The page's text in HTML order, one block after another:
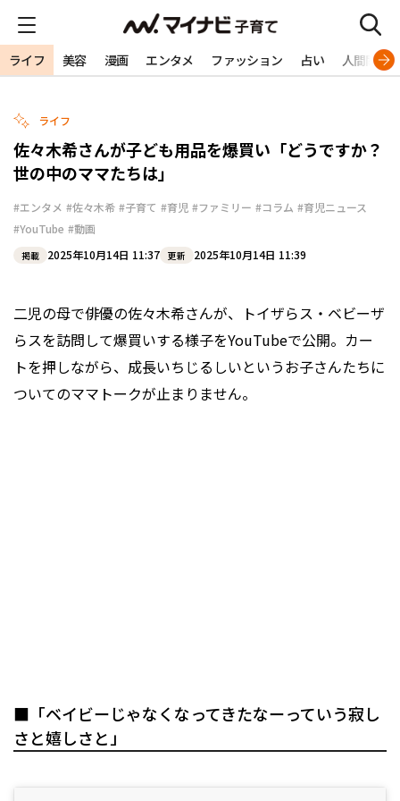
ライフ 美容 漫画 エンタメ ファッション 占い 人間関係
ライフ
佐々木希さんが子ども用品を爆買い「どうですか？
世の中のママたちは」
#エンタメ #佐々木希 #子育て #育児 #ファミリー #コラム #育児ニュース
#YouTube #動画
掲載 2025年10月14日 11:37 更新 2025年10月14日 11:39
二児の母で俳優の佐々木希さんが、トイザらス・ベビーザ
らスを訪問して爆買いする様子をYouTubeで公開。カー
トを押しながら、成長いちじるしいというお子さんたちに
ついてのママトークが止まりません。
■「ベイビーじゃなくなってきたなーっていう寂し
さと嬉しさと」